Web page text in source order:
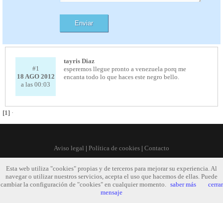
#1
18 AGO 2012
a las 00:03
tayris Diaz
esperemos llegue pronto a venezuela porq me
encanta todo lo que haces este negro bello.
[1] ·
Aviso legal | Política de cookies | Contacto
Esta web utiliza "cookies" propias y de terceros para mejorar su experiencia. Al
navegar o utilizar nuestros servicios, acepta el uso que hacemos de ellas. Puede
cambiar la configuración de "cookies" en cualquier momento. saber más
cerrar
mensaje